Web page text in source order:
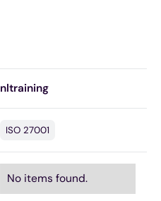
nltraining
ISO 27001
No items found.